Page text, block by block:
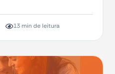
13 min de leitura